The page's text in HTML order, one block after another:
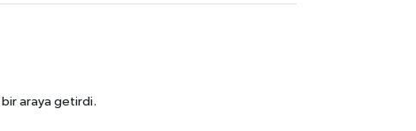
araya getirdi.